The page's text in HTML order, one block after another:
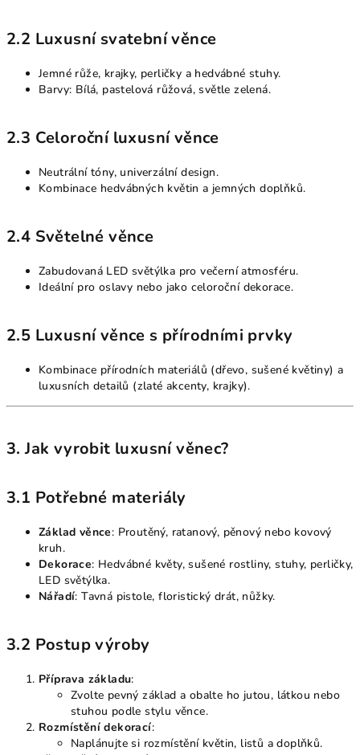
2.2 Luxusní svatební věnce
Jemné růže, krajky, perličky a hedvábné stuhy.
Barvy: Bílá, pastelová růžová, světle zelená.
2.3 Celoroční luxusní věnce
Neutrální tóny, univerzální design.
Kombinace hedvábných květin a jemných doplňků.
2.4 Světelné věnce
Zabudovaná LED světýlka pro večerní atmosféru.
Ideální pro oslavy nebo jako celoroční dekorace.
2.5 Luxusní věnce s přírodními prvky
Kombinace přírodních materiálů (dřevo, sušené květiny) a
luxusních detailů (zlaté akcenty, krajky).
3. Jak vyrobit luxusní věnec?
3.1 Potřebné materiály
Základ věnce: Proutěný, ratanový, pěnový nebo kovový
kruh.
Dekorace: Hedvábné květy, sušené rostliny, stuhy, perličky,
LED světýlka.
Nářadí: Tavná pistole, floristický drát, nůžky.
3.2 Postup výroby
Příprava základu:
Zvolte pevný základ a obalte ho jutou, látkou nebo
stuhou podle stylu věnce.
Rozmístění dekorací:
Naplánujte si rozmístění květin, listů a doplňků.